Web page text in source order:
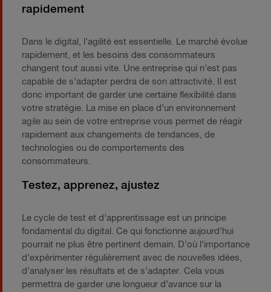
rapidement
Dans le digital, l’agilité est essentielle. Le marché évolue
rapidement, et les besoins des consommateurs
changent tout aussi vite. Une entreprise qui n’est pas
capable de s’adapter perdra de son attractivité. Il est
donc important de garder une certaine flexibilité dans
votre stratégie. La mise en place d’un environnement
agile au sein de votre entreprise vous permet de réagir
rapidement aux changements de tendances, de
technologies ou de comportements des
consommateurs.
Testez, apprenez, ajustez
Le cycle de test et d’apprentissage est un principe
fondamental du digital. Ce qui fonctionne aujourd’hui
pourrait ne plus être pertinent demain. D’où l’importance
d’expérimenter régulièrement avec de nouvelles idées,
d’analyser les résultats et de s’adapter. Cela vous
permettra de garder une longueur d’avance sur la